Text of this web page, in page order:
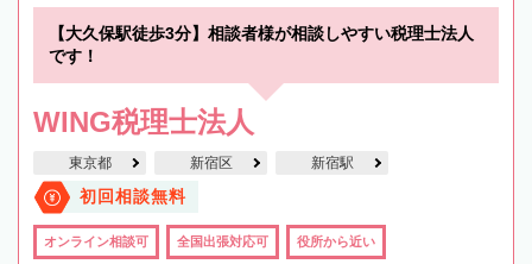
【大久保駅徒歩3分】相談者様が相談しやすい税理士法人
です！
WING税理士法人
東京都 新宿区 新宿駅
初回相談無料
オンライン相談可 全国出張対応可 役所から近い